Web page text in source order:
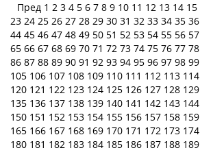
Пред 1 2 3 4 5 6 7 8 9 10 11 12 13 14 15
23 24 25 26 27 28 29 30 31 32 33 34 35 36
44 45 46 47 48 49 50 51 52 53 54 55 56 57
65 66 67 68 69 70 71 72 73 74 75 76 77 78
86 87 88 89 90 91 92 93 94 95 96 97 98 99
105 106 107 108 109 110 111 112 113 114
120 121 122 123 124 125 126 127 128 129
135 136 137 138 139 140 141 142 143 144
150 151 152 153 154 155 156 157 158 159
165 166 167 168 169 170 171 172 173 174
180 181 182 183 184 185 186 187 188 189